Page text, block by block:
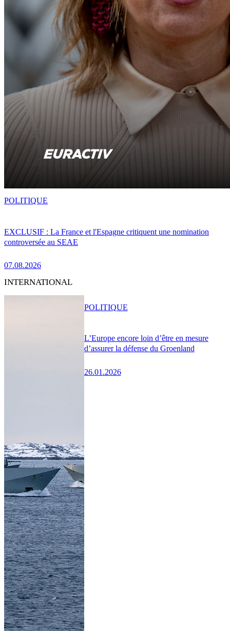
EXCLUSIF : La France et l'Espagne critiquent une nomination
controversée au SEAE
07.08.2026
POLITIQUE
INTERNATIONAL
L’Europe encore loin d’être en mesure
d’assurer la défense du Groenland
26.01.2026
POLITIQUE